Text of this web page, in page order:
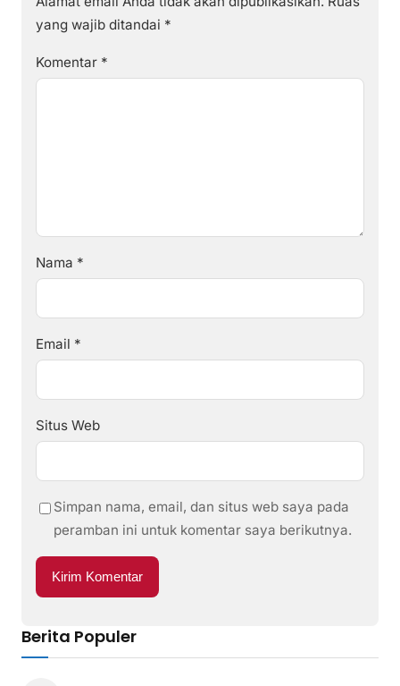
yang wajib ditandai *
Komentar *
Nama *
Email *
Situs Web
Simpan nama, email, dan situs web saya pada
peramban ini untuk komentar saya berikutnya.
Berita Populer